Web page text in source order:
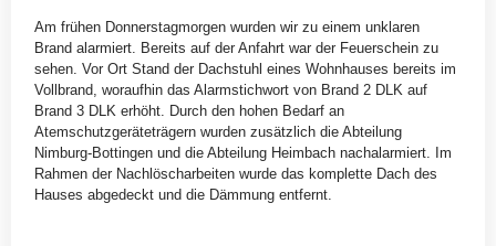
Am frühen Donnerstagmorgen wurden wir zu einem unklaren
Brand alarmiert. Bereits auf der Anfahrt war der Feuerschein zu
sehen. Vor Ort Stand der Dachstuhl eines Wohnhauses bereits im
Vollbrand, woraufhin das Alarmstichwort von Brand 2 DLK auf
Brand 3 DLK erhöht. Durch den hohen Bedarf an
Atemschutzgeräteträgern wurden zusätzlich die Abteilung
Nimburg-Bottingen und die Abteilung Heimbach nachalarmiert. Im
Rahmen der Nachlöscharbeiten wurde das komplette Dach des
Hauses abgedeckt und die Dämmung entfernt.